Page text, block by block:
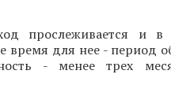
прослеживается и в
время для нее - период
- менее трех